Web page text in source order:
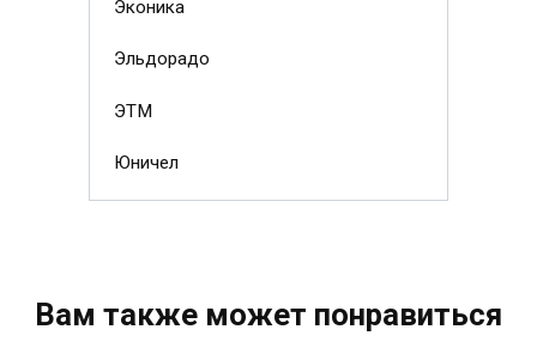
Эконика
Эльдорадо
ЭТМ
Юничел
Вам также может понравиться